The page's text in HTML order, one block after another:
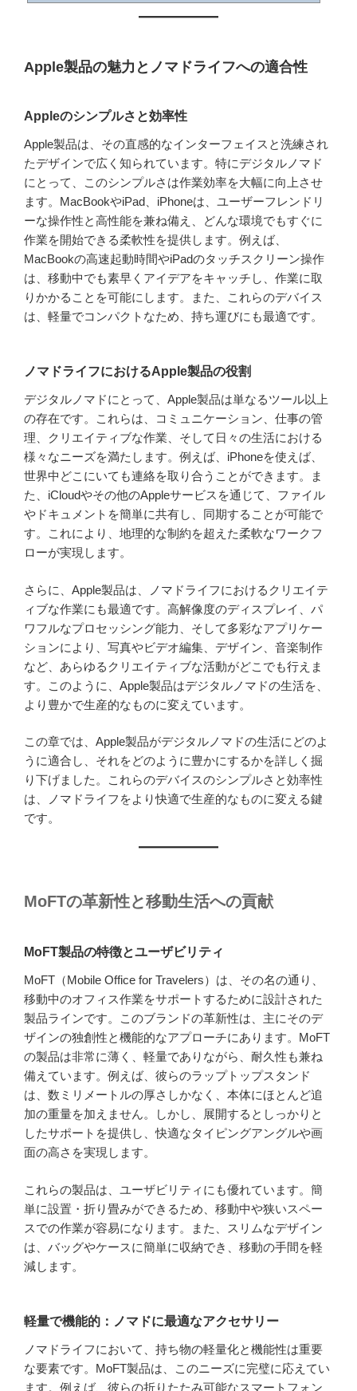
Apple製品の魅力とノマドライフへの適合性
Appleのシンプルさと効率性
Apple製品は、その直感的なインターフェイスと洗練され
たデザインで広く知られています。特にデジタルノマド
にとって、このシンプルさは作業効率を大幅に向上させ
ます。MacBookやiPad、iPhoneは、ユーザーフレンドリ
ーな操作性と高性能を兼ね備え、どんな環境でもすぐに
作業を開始できる柔軟性を提供します。例えば、
MacBookの高速起動時間やiPadのタッチスクリーン操作
は、移動中でも素早くアイデアをキャッチし、作業に取
りかかることを可能にします。また、これらのデバイス
は、軽量でコンパクトなため、持ち運びにも最適です。
ノマドライフにおけるApple製品の役割
デジタルノマドにとって、Apple製品は単なるツール以上
の存在です。これらは、コミュニケーション、仕事の管
理、クリエイティブな作業、そして日々の生活における
様々なニーズを満たします。例えば、iPhoneを使えば、
世界中どこにいても連絡を取り合うことができます。ま
た、iCloudやその他のAppleサービスを通じて、ファイル
やドキュメントを簡単に共有し、同期することが可能で
す。これにより、地理的な制約を超えた柔軟なワークフ
ローが実現します。
さらに、Apple製品は、ノマドライフにおけるクリエイテ
ィブな作業にも最適です。高解像度のディスプレイ、パ
ワフルなプロセッシング能力、そして多彩なアプリケー
ションにより、写真やビデオ編集、デザイン、音楽制作
など、あらゆるクリエイティブな活動がどこでも行えま
す。このように、Apple製品はデジタルノマドの生活を、
より豊かで生産的なものに変えています。
この章では、Apple製品がデジタルノマドの生活にどのよ
うに適合し、それをどのように豊かにするかを詳しく掘
り下げました。これらのデバイスのシンプルさと効率性
は、ノマドライフをより快適で生産的なものに変える鍵
です。
MoFTの革新性と移動生活への貢献
MoFT製品の特徴とユーザビリティ
MoFT（Mobile Office for Travelers）は、その名の通り、
移動中のオフィス作業をサポートするために設計された
製品ラインです。このブランドの革新性は、主にそのデ
ザインの独創性と機能的なアプローチにあります。MoFT
の製品は非常に薄く、軽量でありながら、耐久性も兼ね
備えています。例えば、彼らのラップトップスタンド
は、数ミリメートルの厚さしかなく、本体にほとんど追
加の重量を加えません。しかし、展開するとしっかりと
したサポートを提供し、快適なタイピングアングルや画
面の高さを実現します。
これらの製品は、ユーザビリティにも優れています。簡
単に設置・折り畳みができるため、移動中や狭いスペー
スでの作業が容易になります。また、スリムなデザイン
は、バッグやケースに簡単に収納でき、移動の手間を軽
減します。
軽量で機能的：ノマドに最適なアクセサリー
ノマドライフにおいて、持ち物の軽量化と機能性は重要
な要素です。MoFT製品は、このニーズに完璧に応えてい
ます。例えば、彼らの折りたたみ可能なスマートフォン